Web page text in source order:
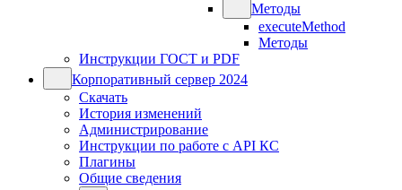
Методы
executeMethod
Методы
Инструкции ГОСТ и PDF
Корпоративный сервер 2024
Скачать
История изменений
Администрирование
Инструкции по работе с API КС
Плагины
Общие сведения